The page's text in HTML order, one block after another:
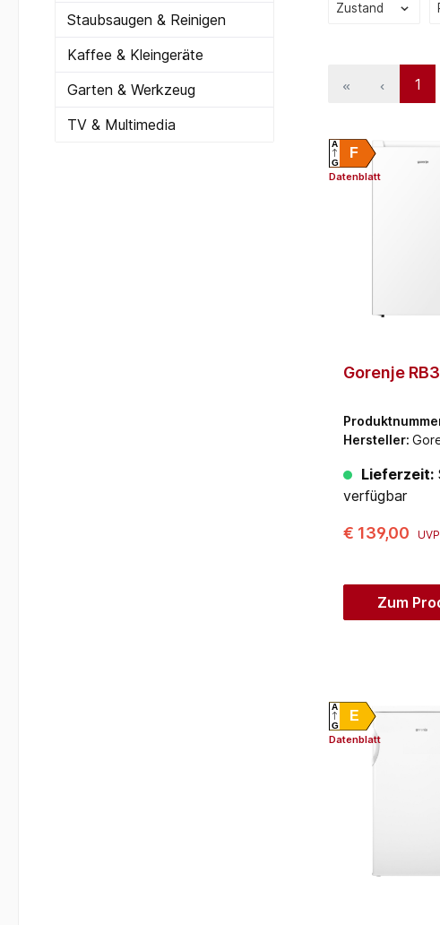
Staubsaugen & Reinigen
Kaffee & Kleingeräte
Garten & Werkzeug
TV & Multimedia
Zustand
1
F
A
G
Datenblatt
Gorenje
Hersteller:
Lieferzeit:
verfügbar
€ 139,00 UVP
Zum
E
A
G
Datenblatt